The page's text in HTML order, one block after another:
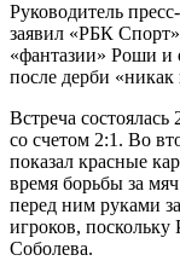
Руководитель
заявил «РБК
«фантазии» Роши
после дерби
Встреча
со счетом 2:1. Во
показал красные
время борьбы за
перед ним руками
игроков,
Соболева.